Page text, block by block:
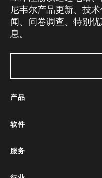
尼韦尔产品更新、技
闻、问卷调查、特别
息。
产品
软件
服务